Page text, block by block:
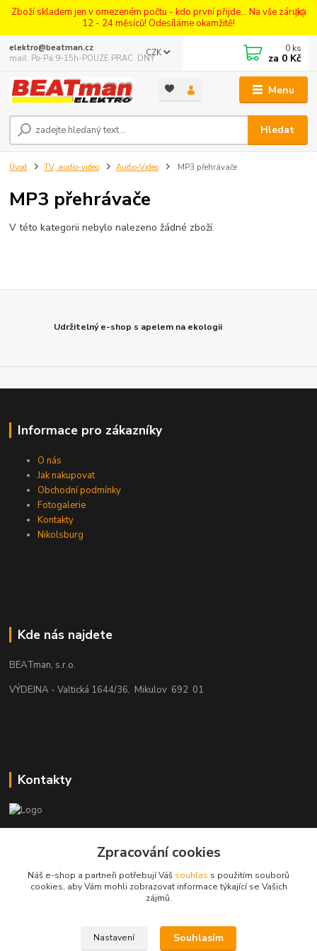
Zboží skladem jen v omezeném počtu - kdo první přijde... Na vše záruka
12 - 24 měsíců! Odesíláme okamžitě!
Menu
CZK
Hledat
elektro@beatman.cz
mail: Po-Pá:9-15h-POUZE PRAC. DNY
0 ks
za 0 Kč
Úvod TV, audio-video Audio-Video MP3 přehrávače
MP3 přehrávače
V této kategorii nebylo nalezeno žádné zboží.
Udržitelný e-shop s apelem na ekologii
Informace pro zákazníky
O nás
Jak nakupovat
Obchodní podmínky
Fotogalerie
Kontakty
Nikolsburg
Kde nás najdete
BEATman, s.r.o.
VÝDEJNA - Valtická 1644/36, Mikulov 692 01
Kontakty
elektro@beatman.cz
Zpracování cookies
Náš e-shop a partneři potřebují Váš souhlas s použitím souborů
cookies, aby Vám mohli zobrazovat informace týkající se Vašich
zájmů.
Nastavení Souhlasím